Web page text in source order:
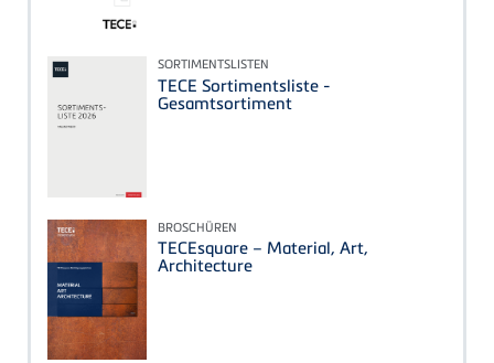
SORTIMENTSLISTEN
TECE Sortimentsliste -
Gesamtsortiment
BROSCHÜREN
TECEsquare – Material, Art,
Architecture